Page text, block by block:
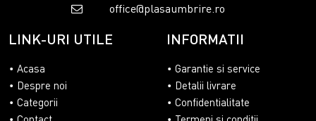
office@plasaumbrire.ro
LINK-URI UTILE
Acasa
Despre noi
Categorii
INFORMATII
Garantie si service
Detalii livrare
Confidentialitate